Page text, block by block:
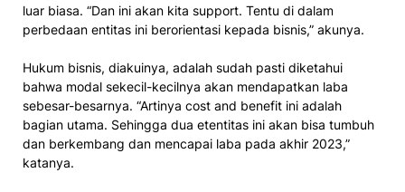
luar biasa. “Dan ini akan kita support. Tentu di dalam
perbedaan entitas ini berorientasi kepada bisnis,” akunya.
Hukum bisnis, diakuinya, adalah sudah pasti diketahui
bahwa modal sekecil-kecilnya akan mendapatkan laba
sebesar-besarnya. “Artinya cost and benefit ini adalah
bagian utama. Sehingga dua etentitas ini akan bisa tumbuh
dan berkembang dan mencapai laba pada akhir 2023,”
katanya.